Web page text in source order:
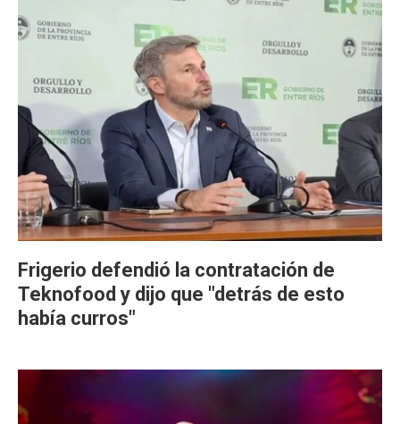
Frigerio defendió la contratación de
Teknofood y dijo que "detrás de esto
había curros"